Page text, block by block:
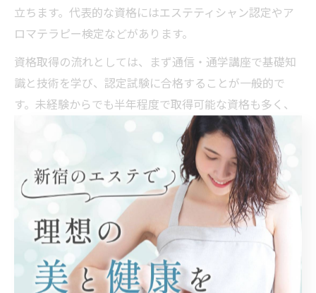
立ちます。代表的な資格にはエステティシャン認定やア
ロマテラピー検定などがあります。
資格取得の流れとしては、まず通信・通学講座で基礎知
識と技術を学び、認定試験に合格することが一般的で
す。未経験からでも半年程度で取得可能な資格も多く、
働きながら学べるコースも充実しています。
さらに、開業時には「エステサロン開業届出」が必要な
場合や、助成金の申請が可能なケースもあるため、各自
治体の窓口で最新情報を確認しましょう。資格取得によ
る失敗例として、実技経験不足で自信を持てない場合も
あるため、実践的な研修やインターンシップの活用が有
効です。